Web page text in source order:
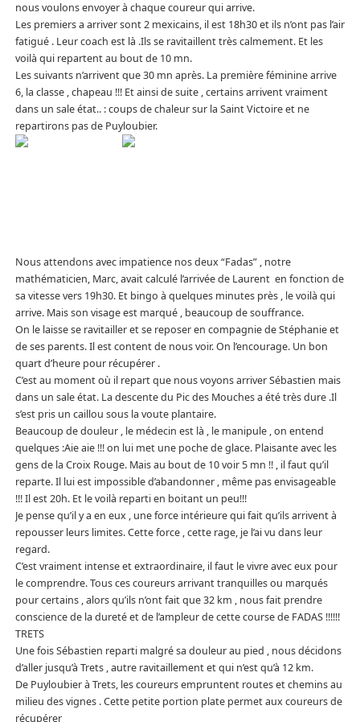
nous voulons envoyer à chaque coureur qui arrive.
Les premiers a arriver sont 2 mexicains, il est 18h30 et ils n’ont pas l’air
fatigué . Leur coach est là .Ils se ravitaillent très calmement. Et les
voilà qui repartent au bout de 10 mn.
Les suivants n’arrivent que 30 mn après. La première féminine arrive
6, la classe , chapeau !!! Et ainsi de suite , certains arrivent vraiment
dans un sale état.. : coups de chaleur sur la Saint Victoire et ne
repartirons pas de Puyloubier.
Nous attendons avec impatience nos deux “Fadas” , notre
mathématicien, Marc, avait calculé l’arrivée de Laurent en fonction de
sa vitesse vers 19h30. Et bingo à quelques minutes près , le voilà qui
arrive. Mais son visage est marqué , beaucoup de souffrance.
On le laisse se ravitailler et se reposer en compagnie de Stéphanie et
de ses parents. Il est content de nous voir. On l’encourage. Un bon
quart d’heure pour récupérer .
C’est au moment où il repart que nous voyons arriver Sébastien mais
dans un sale état. La descente du Pic des Mouches a été très dure .Il
s’est pris un caillou sous la voute plantaire.
Beaucoup de douleur , le médecin est là , le manipule , on entend
quelques :Aie aie !!! on lui met une poche de glace. Plaisante avec les
gens de la Croix Rouge. Mais au bout de 10 voir 5 mn !! , il faut qu’il
reparte. Il lui est impossible d’abandonner , même pas envisageable
!!! Il est 20h. Et le voilà reparti en boitant un peu!!!
Je pense qu’il y a en eux , une force intérieure qui fait qu’ils arrivent à
repousser leurs limites. Cette force , cette rage, je l’ai vu dans leur
regard.
C’est vraiment intense et extraordinaire, il faut le vivre avec eux pour
le comprendre. Tous ces coureurs arrivant tranquilles ou marqués
pour certains , alors qu’ils n’ont fait que 32 km , nous fait prendre
conscience de la dureté et de l’ampleur de cette course de FADAS !!!!!!
TRETS
Une fois Sébastien reparti malgré sa douleur au pied , nous décidons
d’aller jusqu’à Trets , autre ravitaillement et qui n’est qu’à 12 km.
De Puyloubier à Trets, les coureurs empruntent routes et chemins au
milieu des vignes . Cette petite portion plate permet aux coureurs de
récupérer